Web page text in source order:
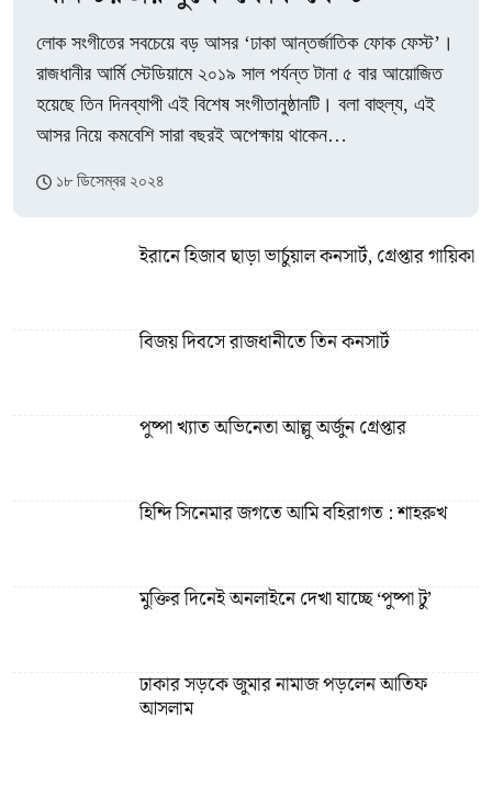
লোক সংগীতের সবচেয়ে বড় আসর ‘ঢাকা আন্তর্জাতিক ফোক ফেস্ট’।
রাজধানীর আর্মি স্টেডিয়ামে ২০১৯ সাল পর্যন্ত টানা ৫ বার আয়োজিত
হয়েছে তিন দিনব্যাপী এই বিশেষ সংগীতানুষ্ঠানটি। বলা বাহুল্য, এই
আসর নিয়ে কমবেশি সারা বছরই অপেক্ষায় থাকেন…
১৮ ডিসেম্বর ২০২৪
ইরানে হিজাব ছাড়া ভার্চুয়াল কনসার্ট, গ্রেপ্তার গায়িকা
বিজয় দিবসে রাজধানীতে তিন কনসার্ট
পুষ্পা খ্যাত অভিনেতা আল্লু অর্জুন গ্রেপ্তার
হিন্দি সিনেমার জগতে আমি বহিরাগত : শাহরুখ
মুক্তির দিনেই অনলাইনে দেখা যাচ্ছে ‘পুষ্পা টু’
ঢাকার সড়কে জুমার নামাজ পড়লেন আতিফ
আসলাম